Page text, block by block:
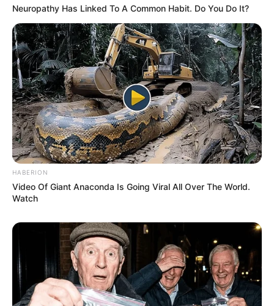
Neuropathy Has Linked To A Common Habit. Do You Do It?
HABERION
Video Of Giant Anaconda Is Going Viral All Over The World.
Watch